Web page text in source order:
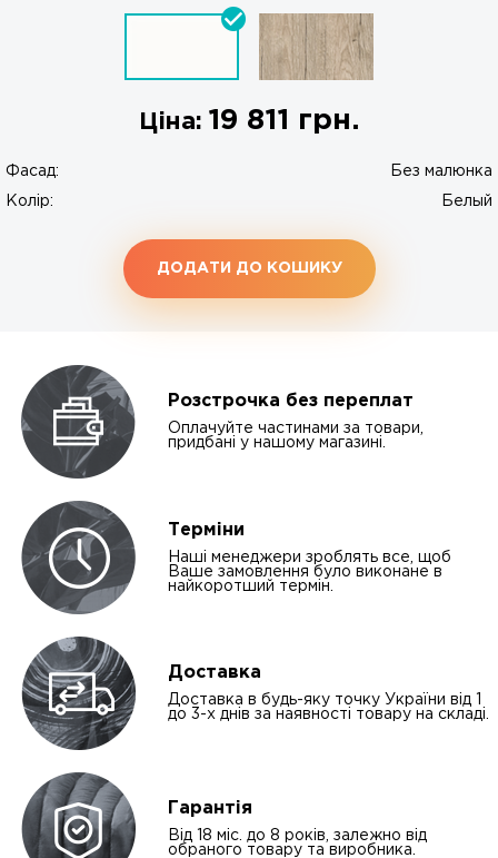
Ціна: 19 811 грн.
Фасад: Без малюнка
Колір: Белый
ДОДАТИ ДО КОШИКУ
Розстрочка без переплат
Оплачуйте частинами за товари,
придбані у нашому магазині.
Терміни
Наші менеджери зроблять все, щоб
Ваше замовлення було виконане в
найкоротший термін.
Доставка
Доставка в будь-яку точку України від 1
до 3-х днів за наявності товару на складі.
Гарантія
Від 18 міс. до 8 років, залежно від
обраного товару та виробника.